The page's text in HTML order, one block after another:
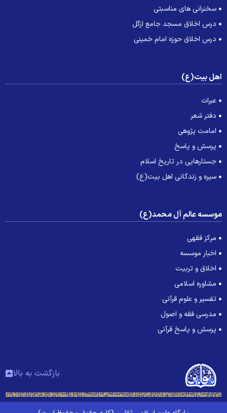
سخنرانی های مناسبتی
درس اخلاق مسجد جامع ازگل
درس اخلاق حوزه امام خمینی
بیت(ع)
عبرات
دفتر شعر
امامت پژوهی
پرسش و پاسخ
جستارهایی در تاریخ اسلام
سیره و زندگانی اهل بیت(ع)
عالم آل محمد(ع)
مرکز فقهی
اخبار موسسه
اخلاق و تربیت
مشاوره اسلامی
تفسیر و علوم قرآنی
مدرسی فقه و اصول
پرسش و پاسخ قرآنی
بازگشت به بالا